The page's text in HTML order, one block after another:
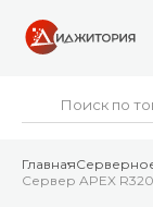
Главная
Сервер APEX